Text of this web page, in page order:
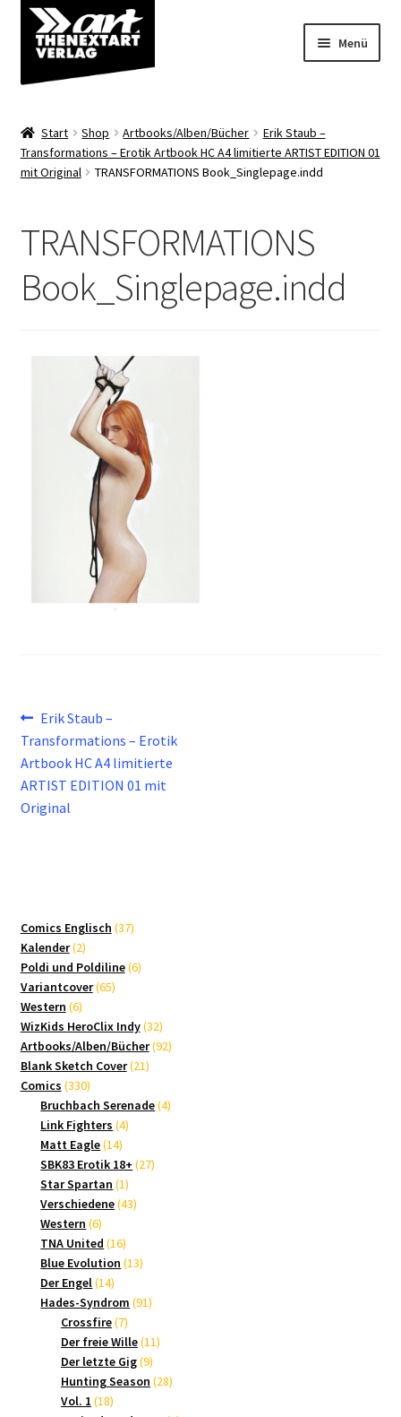
Zur
Navigation
springen
Zum
Inhalt
springen
Menü
Shop
Start Shop Artbooks/Alben/Bücher
Erik Staub –
Transformations – Erotik Artbook HC A4 limitierte ARTIST EDITION 01
mit Original
TRANSFORMATIONS Book_Singlepage.indd
TRANSFORMATIONS
Book_Singlepage.indd
Beitragsnavigation
Vorheriger
Beitrag:
Erik Staub –
Transformations – Erotik
Artbook HC A4 limitierte
ARTIST EDITION 01 mit
Original
Comics Englisch 3737
Kalender 22
Produkte
Poldi und Poldiline 66
Variantcover 6565
Western 66
Produkte
WizKids HeroClix Indy 3232
Produkte
Artbooks/Alben/Bücher 9292
Blank Sketch Cover 2121
Comics 330330
Produkte
Bruchbach Serenade 44
Link Fighters 44
Matt Eagle 1414
Produkte
SBK83 Erotik 18+ 2727
Star Spartan 11
Produkt
Verschiedene 4343
Western 66
Produkte
TNA United 1616
Produkte
Blue Evolution 1313
Der Engel 1414
Produkte
Hades-Syndrom 9191
Crossfire 77
Produkte
Der freie Wille 1111
Der letzte Gig 99
Produkte
Hunting Season 2828
Vol. 1 1818